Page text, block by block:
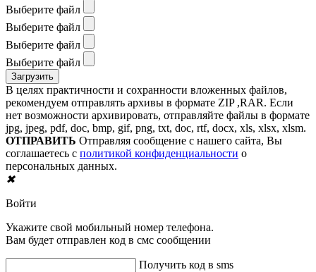
Выберите файл
Выберите файл
Выберите файл
Выберите файл
В целях практичности и сохранности вложенных файлов,
рекомендуем отправлять архивы в формате ZIP ,RAR. Если
нет возможности архивировать, отправляйте файлы в формате
jpg, jpeg, pdf, doc, bmp, gif, png, txt, doc, rtf, docx, xls, xlsx, xlsm.
ОТПРАВИТЬ Отправляя сообщение с нашего сайта, Вы
соглашаетесь с политикой конфиденциальности о
персональных данных.
✖
Войти
Укажите свой мобильный номер телефона.
Вам будет отправлен код в смс сообщении
Получить код в sms